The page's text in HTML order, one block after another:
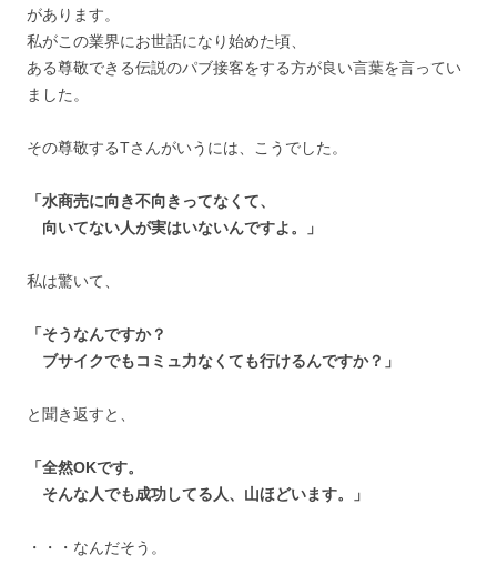
があります。
私がこの業界にお世話になり始めた頃、
ある尊敬できる伝説のパブ接客をする方が良い言葉を言ってい
ました。
その尊敬するTさんがいうには、こうでした。
「水商売に向き不向きってなくて、
向いてない人が実はいないんですよ。」
私は驚いて、
「そうなんですか？
ブサイクでもコミュ力なくても行けるんですか？」
と聞き返すと、
「全然OKです。
そんな人でも成功してる人、山ほどいます。」
・・・なんだそう。